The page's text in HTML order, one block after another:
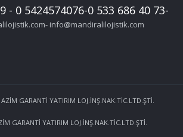
- 0 5424574076-0 533 686 40 73-
info@mandiralilojistik.com
GARANTİ YATIRIM LOJ.İNŞ.NAK.TİC.LTD.ŞTİ.
GARANTİ YATIRIM LOJ.İNŞ.NAK.TİC.LTD.ŞTİ.